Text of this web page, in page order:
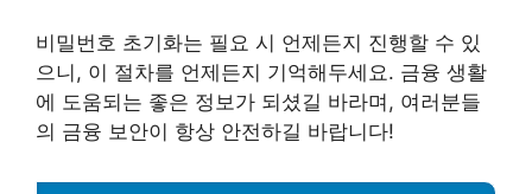
비밀번호 초기화는 필요 시 언제든지 진행할 수 있
으니, 이 절차를 언제든지 기억해두세요. 금융 생활
에 도움되는 좋은 정보가 되셨길 바라며, 여러분들
의 금융 보안이 항상 안전하길 바랍니다!